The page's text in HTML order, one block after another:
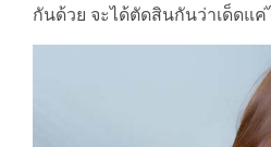
กันด้วย จะได้ตัดสินกันว่าเด็ดแ